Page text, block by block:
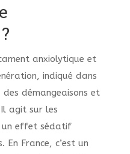
anxiolytique et
indiqué dans
démangeaisons et
agit sur les
un effet sédatif
France, c’est un